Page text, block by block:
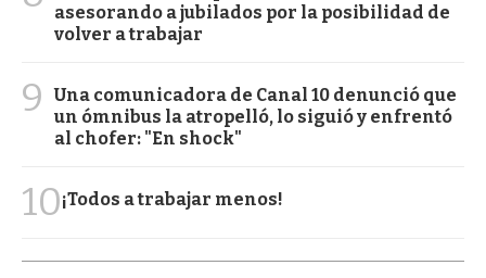
asesorando a jubilados por la posibilidad de
volver a trabajar
9
Una comunicadora de Canal 10 denunció que
un ómnibus la atropelló, lo siguió y enfrentó
al chofer: "En shock"
10¡Todos a trabajar menos!